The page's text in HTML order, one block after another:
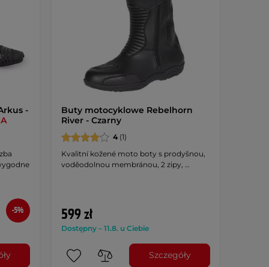
-
-5%
Buty motocyklowe Rebelhorn
River - Czarny
4(1)
Kvalitní kožené moto boty s prodyšnou,
voděodolnou membránou, 2 zipy, …
599 zł
Dostępny – 11.8. u Ciebie
Szczegóły